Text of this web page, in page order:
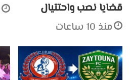
قضايا نصب واحتتيال
منذ 10 ساعات